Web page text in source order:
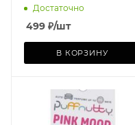
с ароматом NEW CAR |
НОВАЯ МАШИНА
Достаточно
499 ₽/шт
В КОРЗИНУ